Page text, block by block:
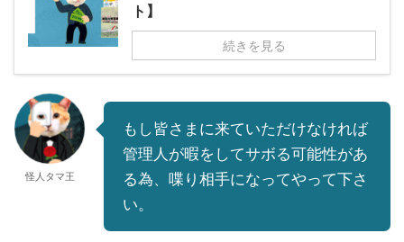
ト】
続きを見る
怪人タマ王
もし皆さまに来ていただけなければ
管理人が暇をしてサボる可能性があ
る為、喋り相手になってやって下さ
い。